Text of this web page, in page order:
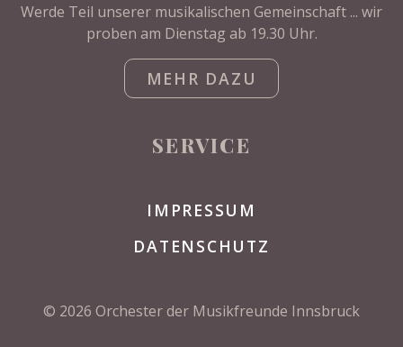
Werde Teil unserer musikalischen Gemeinschaft ... wir
proben am Dienstag ab 19.30 Uhr.
MEHR DAZU
SERVICE
IMPRESSUM
DATENSCHUTZ
© 2026 Orchester der Musikfreunde Innsbruck